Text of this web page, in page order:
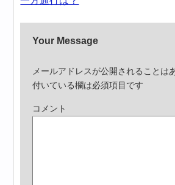
Your Message
メールアドレスが公開されることは
付いている欄は必須項目です
コメント